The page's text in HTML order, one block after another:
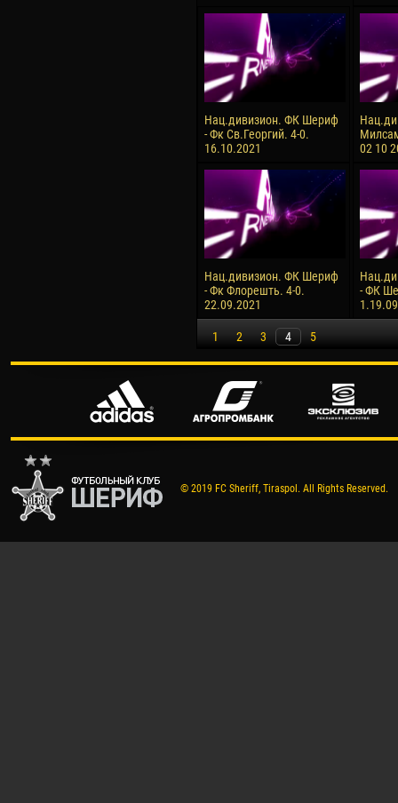
Нац.дивизион. ФК Шериф
- Фк Св.Георгий. 4-0.
16.10.2021
02 10
Нац.дивизион. ФК Шериф
- Фк Флорешть. 4-0.
22.09.2021
- ФК
1 2 3 4 5
© 2019 FC Sheriff, Tiraspol. All Rights Reserved.